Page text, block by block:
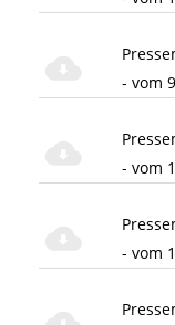
- vom
- vom
- vom